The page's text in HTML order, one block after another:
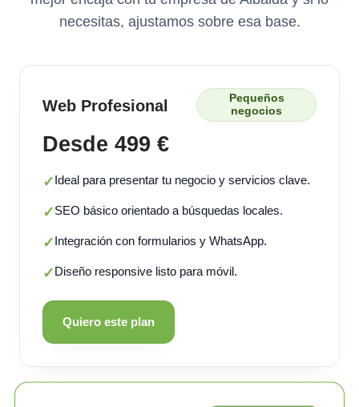
necesitas, ajustamos sobre esa base.
Web Profesional
Pequeños
negocios
Desde 499 €
✓Ideal para presentar tu negocio y servicios clave.
✓SEO básico orientado a búsquedas locales.
✓Integración con formularios y WhatsApp.
✓Diseño responsive listo para móvil.
Quiero este plan